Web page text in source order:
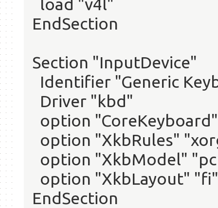
load "v4l"
EndSection
Section "InputDevice"
Identifier "Generic
Driver "kbd"
option "CoreKeyboard"
option "XkbRules"
option "XkbModel"
option "XkbLayout" "fi"
EndSection